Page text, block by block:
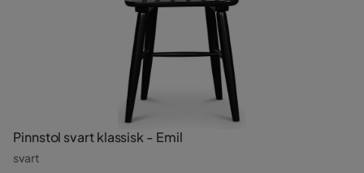
Pinnstol svart klassisk - Emil
svart